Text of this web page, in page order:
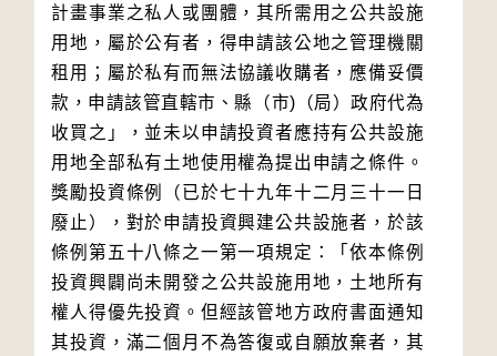
計畫事業之私人或團體，其所需用之公共設施
用地，屬於公有者，得申請該公地之管理機關
租用；屬於私有而無法協議收購者，應備妥價
款，申請該管直轄市、縣（市)（局）政府代為
收買之」，並未以申請投資者應持有公共設施
用地全部私有土地使用權為提出申請之條件。
獎勵投資條例（已於七十九年十二月三十一日
廢止），對於申請投資興建公共設施者，於該
條例第五十八條之一第一項規定：「依本條例
投資興闢尚未開發之公共設施用地，土地所有
權人得優先投資。但經該管地方政府書面通知
其投資，滿二個月不為答復或自願放棄者，其